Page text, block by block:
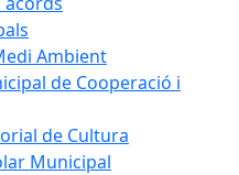
Ambient
de Cooperació i
de Cultura
Municipal